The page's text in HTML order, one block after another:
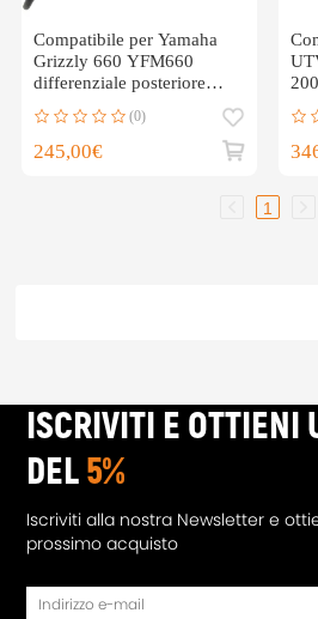
Compatibile per Yamaha
Grizzly 660 YFM660
differenziale posteriore
completo per 2002 - 2008
(0)
245,00€
00
1
ISCRIVITI E OTTIENI
DEL5%
Iscriviti alla nostra Newsletter e
prossimo acquisto